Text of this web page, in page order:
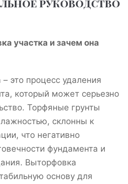
руководство
участка и зачем она
это процесс удаления
который может серьезно
Торфяные грунты
склонны к
что негативно
фундамента и
Выторфовка
основу для